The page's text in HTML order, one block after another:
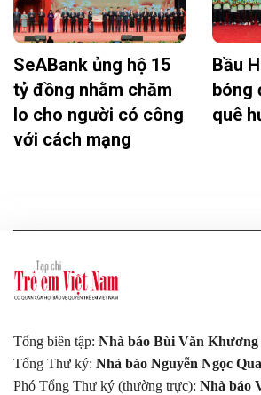
SeABank ủng hộ 15
tỷ đồng nhằm chăm
lo cho người có công
với cách mạng
Bầu
bóng
quê
Tổng biên tập: Nhà báo Bùi Văn Khương
Tổng Thư ký: Nhà báo Nguyễn Ngọc
Phó Tổng Thư ký (thường trực): Nhà báo